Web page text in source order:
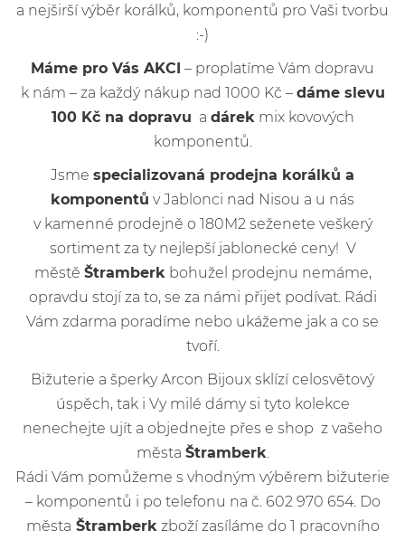
a nejširší výběr korálků, komponentů pro Vaši tvorbu
:-)
Máme pro Vás AKCI – proplatíme Vám dopravu
k nám – za každý nákup nad 1000 Kč – dáme slevu
100 Kč na dopravu a dárek mix kovových
komponentů.
Jsme specializovaná prodejna korálků a
komponentů v Jablonci nad Nisou a u nás
v kamenné prodejně o 180M2 seženete veškerý
sortiment za ty nejlepší jablonecké ceny! V
městě Štramberk bohužel prodejnu nemáme,
opravdu stojí za to, se za námi přijet podívat. Rádi
Vám zdarma poradíme nebo ukážeme jak a co se
tvoří.
Bižuterie a šperky Arcon Bijoux sklízí celosvětový
úspěch, tak i Vy milé dámy si tyto kolekce
nenechejte ujít a objednejte přes e shop z vašeho
města Štramberk
Rádi Vám pomůžeme s vhodným výběrem bižuterie
– komponentů i po telefonu na č. 602 970 654. Do
města Štramberk zboží zasíláme do 1 pracovního